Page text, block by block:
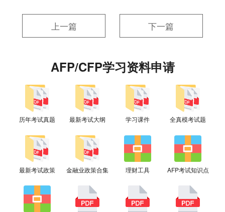
上一篇 下一篇
AFP/CFP学习资料申请
历年考试真题 最新考试大纲 学习课件 全真模考试题
最新考试政策 金融业政策合集 理财工具 AFP考试知识点